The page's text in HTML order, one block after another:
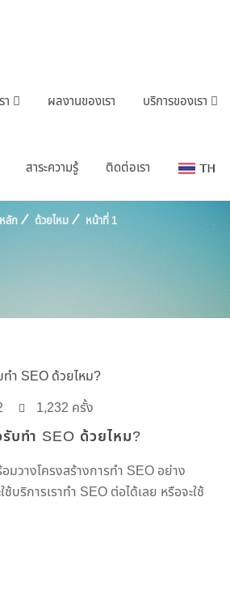
า ผลงานของเรา บริการของเรา
สาระความรู้ ติดต่อเรา
: ด้วยไหม
ลัก ด้วยไหม หน้าที่ 1
1,232 ครั้ง
บทำ SEO ด้วยไหม?
มวางโครงสร้างการทำ SEO อย่าง
ริการเราทำ SEO ต่อได้เลย หรือจะใช้